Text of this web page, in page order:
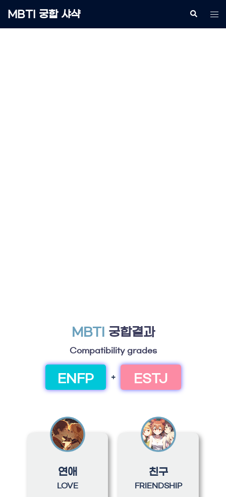
to
MBTI 궁합 샤샥 Search
MBTI 궁합결과
Compatibility grades
ENFP + ESTJ
연애
LOVE
친구
FRIENDSHIP